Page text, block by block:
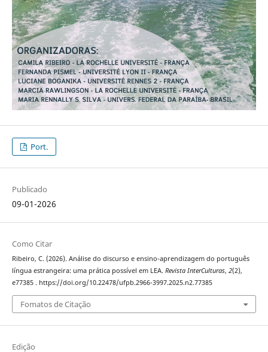
Port.
Publicado
09-01-2026
Como Citar
Ribeiro, C. (2026). Análise do discurso e ensino-aprendizagem do português
língua estrangeira: uma prática possível em LEA. Revista InterCulturas, 2(2),
e77385 . https://doi.org/10.22478/ufpb.2966-3997.2025.n2.77385
Fomatos de Citação
Edição